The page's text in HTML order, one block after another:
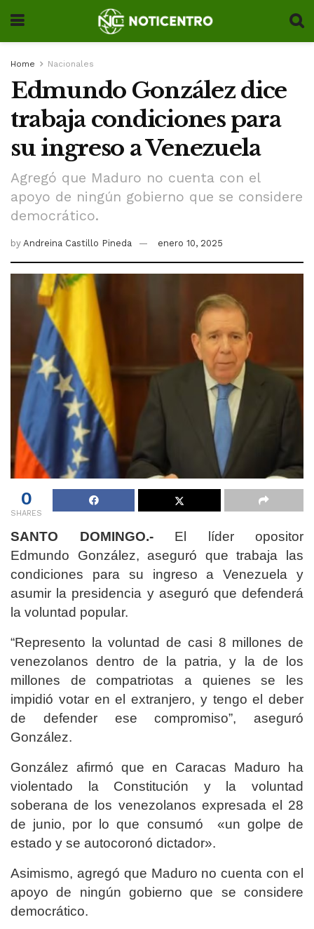
Home Nacionales
Edmundo González dice
trabaja condiciones para
su ingreso a Venezuela
Agregó que Maduro no cuenta con el
apoyo de ningún gobierno que se considere
democrático.
by Andreina Castillo Pineda enero 10, 2025
0
SHARES
SANTO DOMINGO.-El líder opositor
Edmundo González, aseguró que trabaja las
condiciones para su ingreso a Venezuela y
asumir la presidencia y aseguró que defenderá
la voluntad popular.
“Represento la voluntad de casi 8 millones de
venezolanos dentro de la patria, y la de los
millones de compatriotas a quienes se les
impidió votar en el extranjero, y tengo el deber
de defender ese compromiso”, aseguró
González.
González afirmó que en Caracas Maduro ha
violentado la Constitución y la voluntad
soberana de los venezolanos expresada el 28
de junio, por lo que consumó «un golpe de
estado y se autocoronó dictador».
Asimismo, agregó que Maduro no cuenta con el
apoyo de ningún gobierno que se considere
democrático.